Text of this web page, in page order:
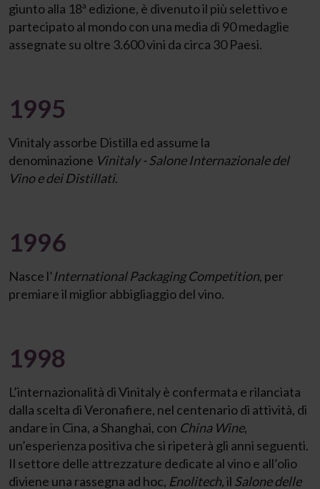
giunto alla 18ª edizione, è divenuto il più selettivo e
partecipato al mondo con una media di 90 medaglie
assegnate su oltre 3.600 vini da circa 30 Paesi.
1995
Vinitaly assorbe Distilla ed assume la
denominazione Vinitaly - Salone Internazionale del
Vino e dei Distillati.
1996
Nasce l’International Packaging Competition, per
premiare il miglior abbigliaggio del vino.
1998
L’internazionalità di Vinitaly è confermata e rilanciata
dalla scelta di Veronafiere, nel centenario di attività, di
andare in Cina, a Shanghai, con China Wine,
un’esperienza positiva che si ripeterà gli anni seguenti.
Il settore delle attrezzature dedicate al vino e all’olio
diviene una rassegna ad hoc, Enolitech,il Salone delle